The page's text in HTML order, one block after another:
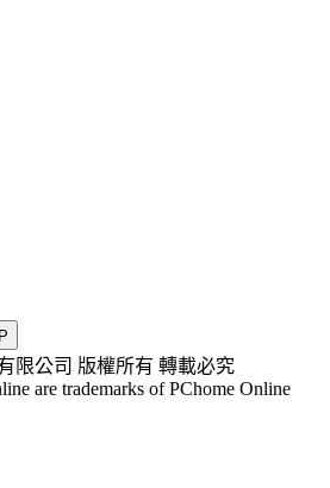
限公司 版權所有 轉載必究
are trademarks of PChome Online